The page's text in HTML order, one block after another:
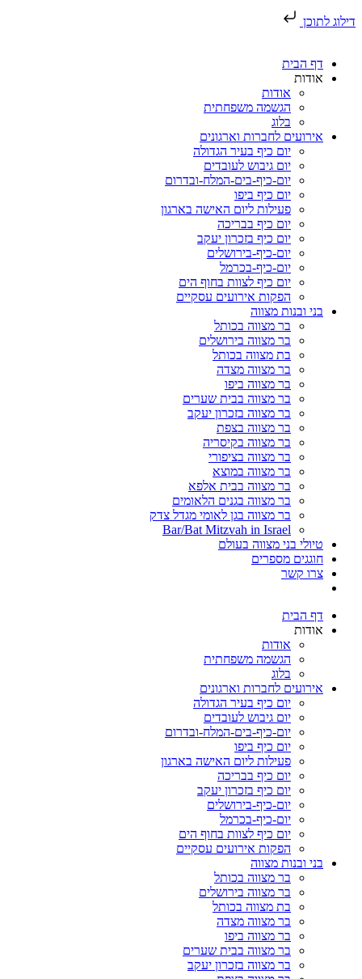
דילוג לתוכן
דף הבית
אודות
אודות
הגשמה משפחתית
בלוג
אירועים לחברות וארגונים
יום כיף בעיר הגדולה
יום גיבוש לעובדים
יום-כיף-בים-המלח-ובדרום
יום כיף ביפו
פעילות ליום האישה בארגון
יום כיף בבריכה
יום כיף בזכרון יעקב
יום-כיף-בירושלים
יום-כיף-בכרמל
יום כיף לצוות בחוף הים
הפקות אירועים עסקיים
בני ובנות מצווה
בר מצווה בכותל
בר מצווה בירושלים
בת מצווה בכותל
בר מצווה מצדה
בר מצווה ביפו
בר מצווה בבית שערים
בר מצווה בזכרון יעקב
בר מצווה בצפת
בר מצווה בקיסריה
בר מצווה בציפורי
בר מצווה במוצא
בר מצווה בבית אלפא
בר מצווה בגנים הלאומים
בר מצווה בגן לאומי מגדל צדק
Bar/Bat Mitzvah in Israel
טיולי בני מצווה בעולם
חוגגים מספרים
צרו קשר
דף הבית
אודות
אודות
הגשמה משפחתית
בלוג
אירועים לחברות וארגונים
יום כיף בעיר הגדולה
יום גיבוש לעובדים
יום-כיף-בים-המלח-ובדרום
יום כיף ביפו
פעילות ליום האישה בארגון
יום כיף בבריכה
יום כיף בזכרון יעקב
יום-כיף-בירושלים
יום-כיף-בכרמל
יום כיף לצוות בחוף הים
הפקות אירועים עסקיים
בני ובנות מצווה
בר מצווה בכותל
בר מצווה בירושלים
בת מצווה בכותל
בר מצווה מצדה
בר מצווה ביפו
בר מצווה בבית שערים
בר מצווה בזכרון יעקב